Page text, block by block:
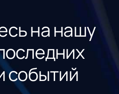
на нашу
событий